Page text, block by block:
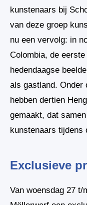
kunstenaars bij
van deze groep
nu een vervolg: in
Colombia, de
hedendaagse
als gastland. Onder
hebben dertien
gemaakt, dat
kunstenaars tijdens
Exclusieve
Van woensdag 27 t/